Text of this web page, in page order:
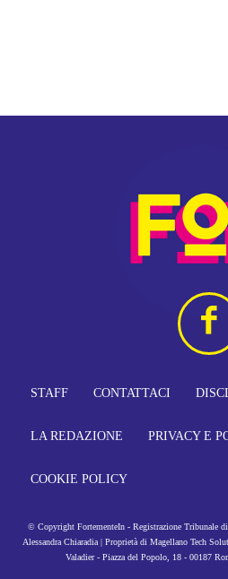
STAFF CONTATTACI
LA REDAZIONE PRIVACY E
COOKIE POLICY
© Copyright FortementeIn - Registrazione Tribunale
Alessandra Chiaradia | Proprietà di Magellano Tech
Valadier - Piazza del Popolo, 18 - 00187